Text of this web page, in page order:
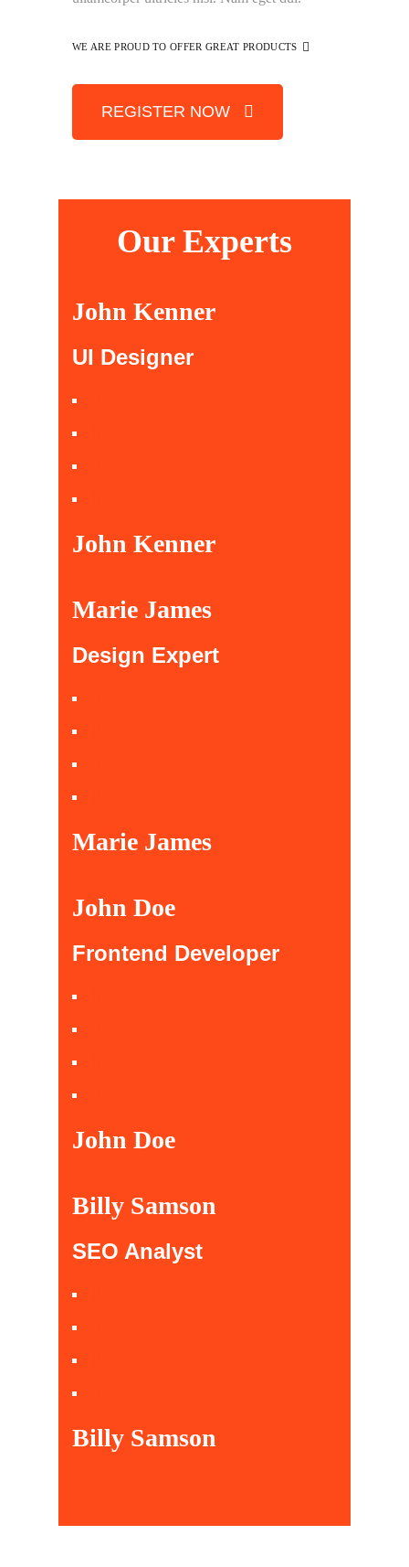
WE ARE PROUD TO OFFER GREAT PRODUCTS
REGISTER NOW
Our Experts
John Kenner
UI Designer
John Kenner
Marie James
Design Expert
Marie James
John Doe
Frontend Developer
John Doe
Billy Samson
SEO Analyst
Billy Samson